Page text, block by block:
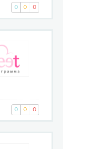
0 0 0
0 0 0